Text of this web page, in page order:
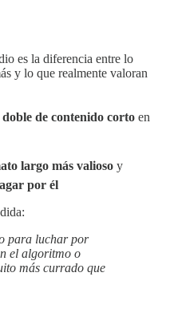
es la diferencia entre lo
y lo que realmente valoran
doble de contenido corto en
largo más valioso y
por él
para luchar por
el algoritmo o
más currado que